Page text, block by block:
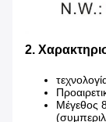
2.
Μέγεθος